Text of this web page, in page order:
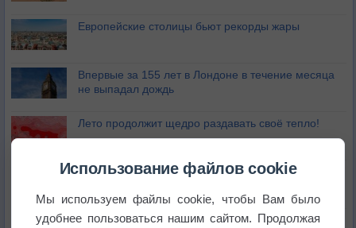
Европейские столицы бьют рекорды жары
Впервые за 155 лет в Лондоне в течение месяца
не выпадал дождь
Лето продолжит щедро раздавать своё тепло!
Погода в Екатеринбурге 5 августа
Погода в Краснодаре 5 августа
Использование файлов cookie
Мы используем файлы cookie, чтобы Вам было
удобнее пользоваться нашим сайтом. Продолжая